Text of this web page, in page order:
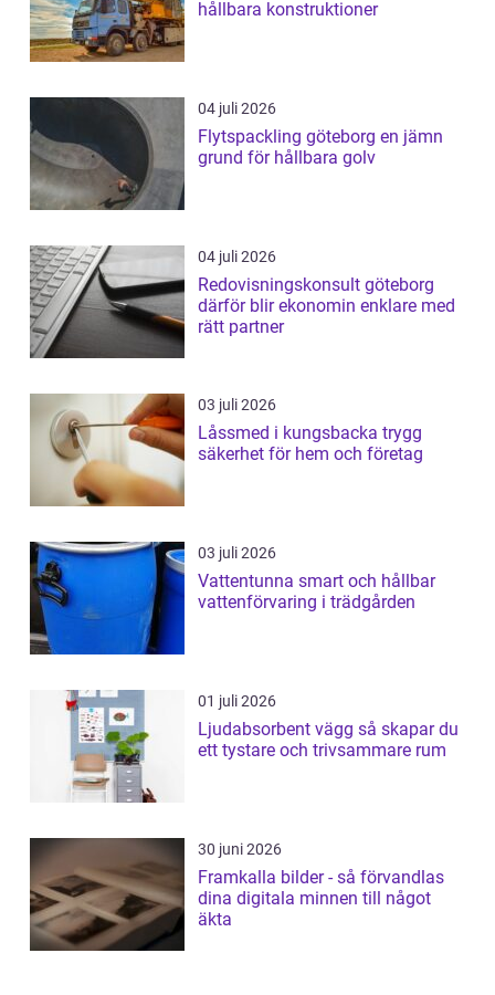
hållbara konstruktioner
04 juli 2026
Flytspackling göteborg en jämn
grund för hållbara golv
04 juli 2026
Redovisningskonsult göteborg
därför blir ekonomin enklare med
rätt partner
03 juli 2026
Låssmed i kungsbacka trygg
säkerhet för hem och företag
03 juli 2026
Vattentunna smart och hållbar
vattenförvaring i trädgården
01 juli 2026
Ljudabsorbent vägg så skapar du
ett tystare och trivsammare rum
30 juni 2026
Framkalla bilder - så förvandlas
dina digitala minnen till något
äkta